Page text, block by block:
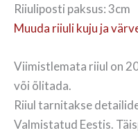
Riiuliposti paksus: 3cm
Muuda riiuli kuju ja
Viimistlemata riiul on
või õlitada.
Riiul tarnitakse
Valmistatud Eestis.